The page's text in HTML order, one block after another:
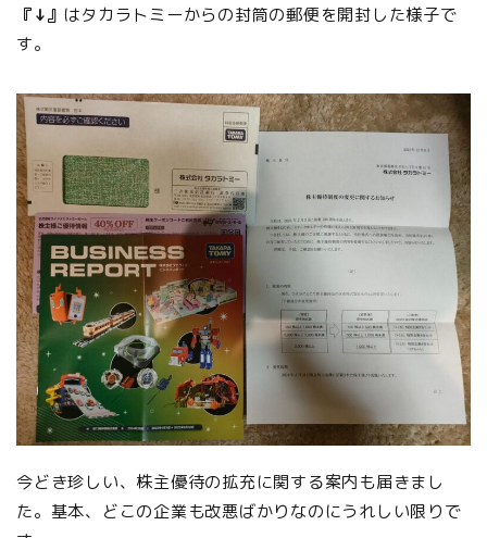
『↓』 はタカラトミーからの封筒の郵便を開封した様子で
す。
今どき珍しい、株主優待の拡充に関する案内も届きまし
た。基本、どこの企業も改悪ばかりなのにうれしい限りで